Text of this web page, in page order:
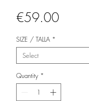
€59.00Price
SIZE / TALLA *
Select
Quantity *